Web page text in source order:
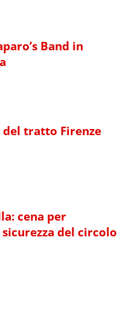
Band in
tratto Firenze
cena per
del circolo